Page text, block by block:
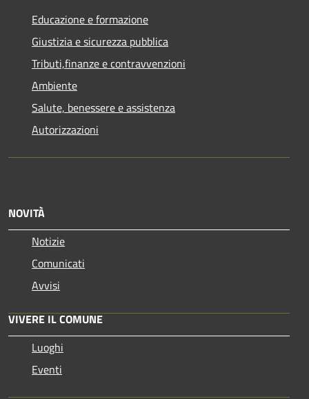
Educazione e formazione
Giustizia e sicurezza pubblica
Tributi,finanze e contravvenzioni
Ambiente
Salute, benessere e assistenza
Autorizzazioni
NOVITÀ
Notizie
Comunicati
Avvisi
VIVERE IL COMUNE
Luoghi
Eventi